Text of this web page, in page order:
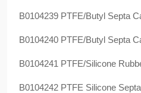
B0104239 PTFE/Butyl Septa
B0104240 PTFE/Butyl Septa
B0104241 PTFE/Silicone
B0104242 PTFE Silicone